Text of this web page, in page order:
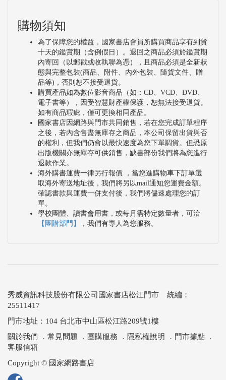
購物須知
為了保障您的權益，國家書店會員所購買商品享有到貨
十天的鑑賞期（含例假日）。退回之商品必須於鑑賞期
內寄回（以郵戳或收執聯為憑），且商品必須是全新狀
態與完整包裝(商品、附件、內外包裝、隨貨文件、贈
品等)，否則恕不接受退貨。
購買產品如為數位影音商品（如：CD、VCD、DVD、
電子書等），因受智慧財產權保護，恕無法接受退貨。
如有商品瑕疵，僅可更換相同產品。
國家書店因網路與門市共同銷售，若在您完成訂單程序
之後，若內含售盡無庫存之商品，本公司保留出貨與否
的權利，但我們仍會以最快速度為您下單調貨。但恐原
出版機關亦無庫存可供銷售，缺書部份我們將為您進行
退款作業。
海外購書運費一律另行報價 ，當您進購物車下訂單選
取海外寄送地址後，我們將另以mail通知您運費金額。
確認書款與運費一併支付後，我們將儘速處理您的訂
單。
學校團體、讀書會用書，或每月需特定數量者，可洽
【團購部門】
，我們有專人為您服務。
秀威資訊科技股份有限公司國家書店松江門市 統編：
25511417
門市地址：104 台北市中山區松江路209號1樓
關於我們
． 常見問題 ． 團購服務 ． 隱私權說明 ． 門市據點 ．
客服信箱
Copyright © 國家網路書店